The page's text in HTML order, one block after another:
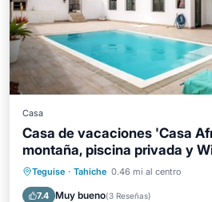
Casa
Casa de vacaciones 'Casa
montaña, piscina privada y
Teguise · Tahiche 0.46 mi al centro
7.4 Muy bueno(3 Reseñas)
Piscina privada
Frente al
Piscina
Vista al mar